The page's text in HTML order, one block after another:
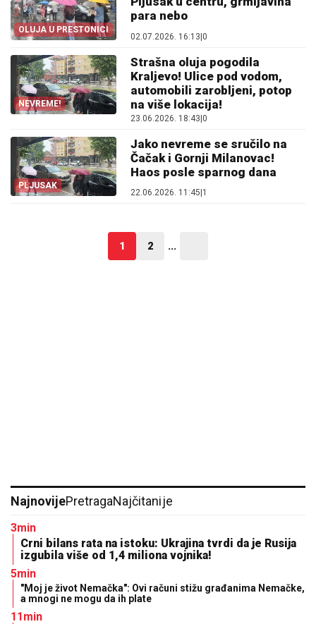
OLUJA U PRESTONICI
para nebo
02.07.2026. 16:13|0
NEVREME!
Strašna oluja pogodila
Kraljevo! Ulice pod vodom,
automobili zarobljeni, potop
na više lokacija!
23.06.2026. 18:43|0
PLJUSAK
Jako nevreme se sručilo na
Čačak i Gornji Milanovac!
Haos posle sparnog dana
22.06.2026. 11:45|1
1 2 ...
NajnovijePretragaNajčitanije
3min
Crni bilans rata na istoku: Ukrajina tvrdi da je Rusija
izgubila više od 1,4 miliona vojnika!
5min
"Moj je život Nemačka": Ovi računi stižu građanima Nemačke,
a mnogi ne mogu da ih plate
11min